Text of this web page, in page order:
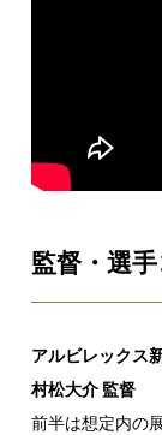
監督・選
アルビレックス
村松大介 監督
前半は想定内の